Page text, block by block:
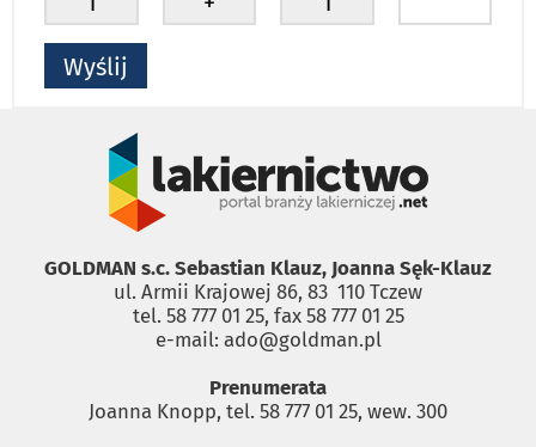
GOLDMAN s.c. Sebastian Klauz, Joanna Sęk-Klauz
ul. Armii Krajowej 86, 83 ­ 110 Tczew
tel. 58 777 01 25, fax 58 777 01 25
e-mail: ado@goldman.pl
Prenumerata
Joanna Knopp, tel. 58 777 01 25, wew. 300